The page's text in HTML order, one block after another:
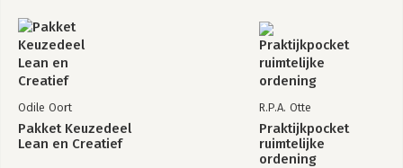
Odile Oort
Pakket Keuzedeel
Lean en Creatief
R.P.A. Otte
Praktijkpocket
ruimtelijke
ordening